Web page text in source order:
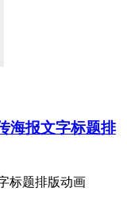
海报文字标题排
标题排版动画